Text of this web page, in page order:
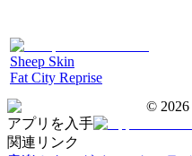
Sheep Skin
Fat City Reprise
© 2026
アプリを入手
関連リンク